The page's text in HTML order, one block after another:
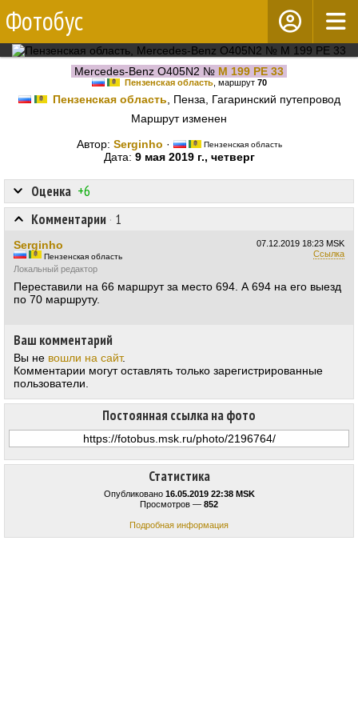
Фотобус
Mercedes-Benz O405N2 № М 199 РЕ 33
Пензенская область, маршрут 70
Пензенская область , Пенза, Гагаринский путепровод
Маршрут изменен
Автор: Serginho · Пензенская область
Дата: 9 мая 2019 г., четверг
Статистика
Опубликовано 16.05.2019 22:38 MSK
Просмотров — 852
Подробная информация
Оценка +6
Постоянная ссылка на фото
Комментарии · 1
07.12.2019 18:23 MSK
Ссылка
Serginho
Пензенская область
Локальный редактор
Переставили на 66 маршрут за место 694. А 694 на его выезд
по 70 маршруту.
Ваш комментарий
Вы не вошли на сайт.
Комментарии могут оставлять только зарегистрированные
пользователи.